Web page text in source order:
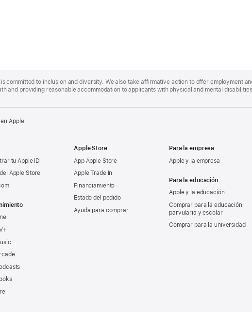
committed to inclusion and diversity. We also take affirmative action to offer employment
and providing reasonable accommodation to applicants with physical and mental
Apple
tu Apple ID
Apple Store
Apple Store
App Apple Store
Apple Trade In
Financiamiento
Estado del pedido
Ayuda para comprar
Para la empresa
Apple y la empresa
Para la educación
Apple y la educación
Comprar para la educación
parvularia y escolar
Comprar para la universidad